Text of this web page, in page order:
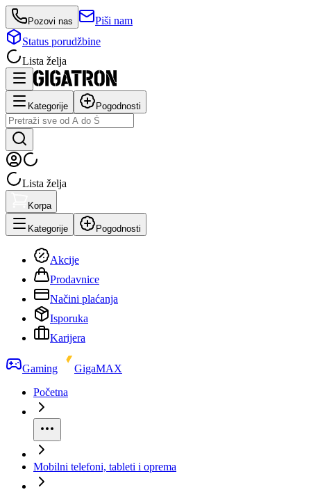
Pozovi nas
Piši nam
Status porudžbine
Lista želja
Kategorije Pogodnosti
Lista želja
Korpa
Kategorije Pogodnosti
Akcije
Prodavnice
Načini plaćanja
Isporuka
Karijera
Gaming
GigaMAX
Početna
Mobilni telefoni, tableti i oprema